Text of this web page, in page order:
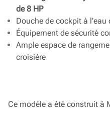
de 8 HP
Douche de cockpit à l’eau
Équipement de sécurité
Ample espace de
croisière
Ce modèle a été construit à